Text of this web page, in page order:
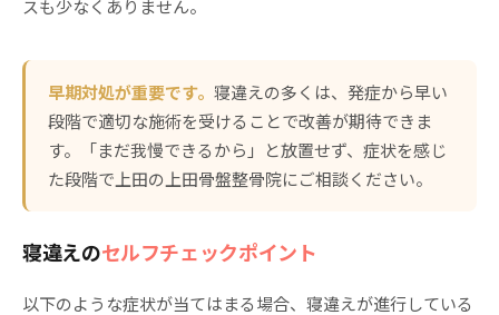
スも少なくありません。
早期対処が重要です。 寝違えの多くは、発症から早い
段階で適切な施術を受けることで改善が期待できま
す。「まだ我慢できるから」と放置せず、症状を感じ
た段階で上田の上田骨盤整骨院にご相談ください。
寝違えのセルフチェックポイント
以下のような症状が当てはまる場合、寝違えが進行している